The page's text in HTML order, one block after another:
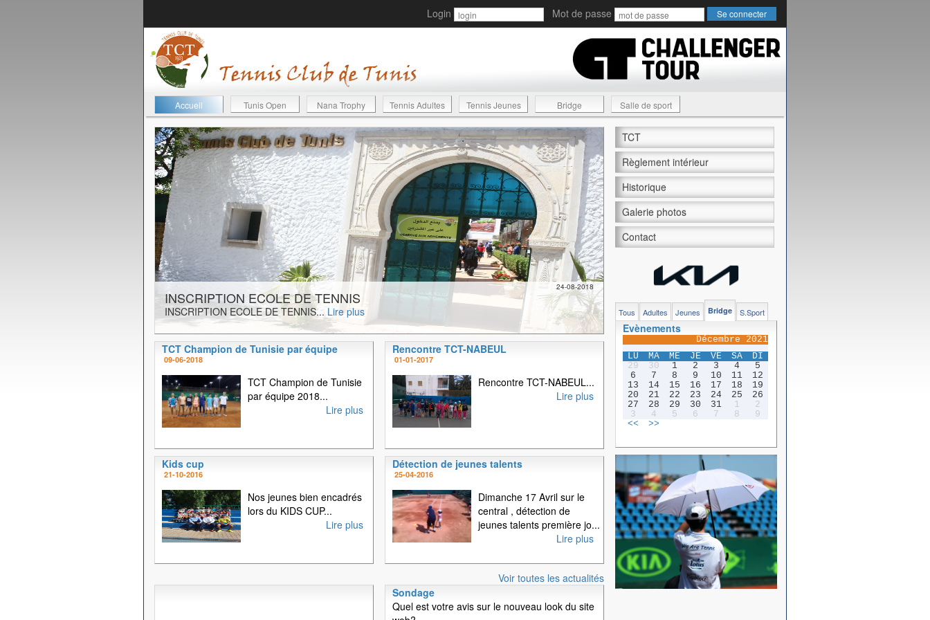
Login Mot de passe
Accueil Tunis Open Nana Trophy Tennis Adultes Tennis Jeunes Bridge Salle de sport
24-08-2018
INSCRIPTION ECOLE DE TENNIS
INSCRIPTION ECOLE DE TENNIS... Lire plus
TCT Champion de Tunisie par équipe
09-06-2018
TCT Champion de Tunisie
par équipe 2018...
Lire plus
Rencontre TCT-NABEUL
01-01-2017
Rencontre TCT-NABEUL...
Lire plus
Kids cup
21-10-2016
Nos jeunes bien encadrés
lors du KIDS CUP...
Lire plus
Détection de jeunes talents
25-04-2016
Dimanche 17 Avril sur le
central , détection de
jeunes talents première jo...
Lire plus
Voir toutes les actualités
Sondage
Quel est votre avis sur le nouveau look du site
TCT
Règlement intérieur
Historique
Galerie photos
Contact
Tous Adultes Jeunes Bridge S.Sport
Evènements
Décembre 2021
LU
MA ME JE VE SA
DI
29
30 1 2 3 4
5
6
7 8 9 10 11
12
13
14 15 16 17 18
19
20
21 22 23 24 25
26
27
28 29 30 31 1
2
3
4 5 6 7 8
9
<<
>>